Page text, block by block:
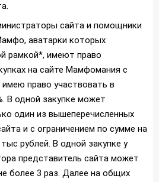
сайта и помощники
аватарки которых
рамкой*, имеют право
на сайте Мамфомания с
имею право участвовать в
В одной закупке может
один из вышеперечисленных
и с ограничением по сумме на
рублей. В одной закупке у
представитель сайта может
более 3 раз. Далее на общих